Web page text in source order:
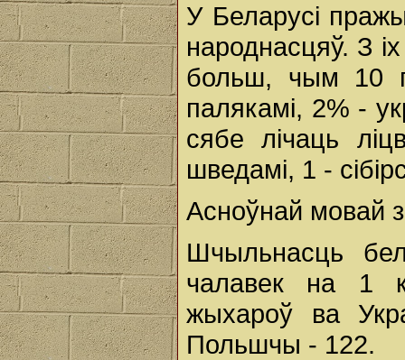
У Беларусі
народнасцяў. З
больш, чым 10
палякамі, 2% -
сябе лічаць
шведамі, 1 -
Асноўнай мовай
Шчыльнасць
чалавек на 1
жыхароў ва
Польшчы - 122.